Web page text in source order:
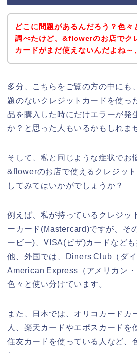
どこに問題があるんだろう？色々
調べたけど、&flowerのお店でク
カードがまだ使えないんだよね～
多分、こちらをご覧の方の中にも
題のないクレジットカードを使っ
品を購入した時にだけエラーが発
か？と思った人もいるかもしれま
そして、私と同じような症状でお
&flowerのお店で使えるクレジッ
してみてはいかがでしょうか？
例えば、私が持っているクレジッ
ーカード(Mastercard)ですが、そ
ービー)、VISA(ビザ)カードなど
他、外国では、Diners Club（ダ
American Express（アメリカン
色々と使い分けています。
また、日本では、オリコカードカ
人、楽天カードやエポスカードを
住友カードを使っている人など、